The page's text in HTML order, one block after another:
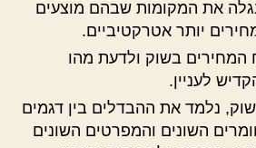
את המקומות שבהם מוצעים
יותר אטרקטיביים.
המחירים בשוק ולדעת מהו
לעניין.
נלמד את ההבדלים בין דגמים
השונים והמפרטים השונים